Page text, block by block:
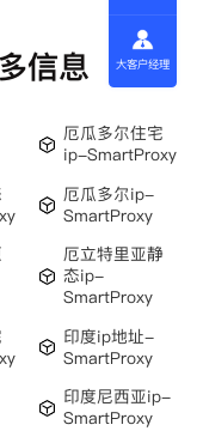
信息
厄瓜多尔住宅
ip-SmartProxy
厄瓜多尔ip-
SmartProxy
厄立特里亚静
态ip-
SmartProxy
印度ip地址-
SmartProxy
印度尼西亚ip-
SmartProxy
大客户经理